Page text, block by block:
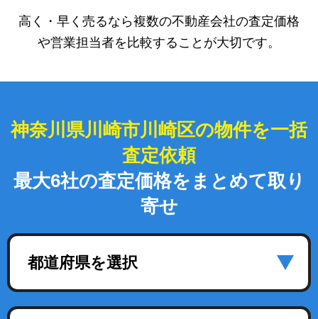
高く・早く売るなら複数の不動産会社の査定価格
や営業担当者を比較することが大切です。
神奈川県川崎市川崎区の物件を一括
査定依頼
最大6社の査定価格をまとめて取り
寄せ
都道府県を選択